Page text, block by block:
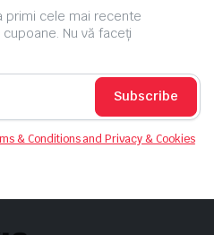
primi cele mai recente
Nu vă faceți
Subscribe
& Conditions and Privacy & Cookies